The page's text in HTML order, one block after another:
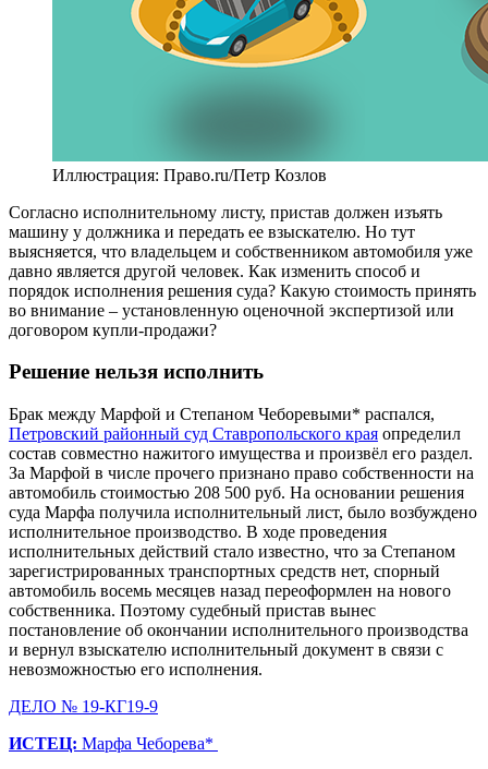
Иллюстрация: Право.ru/Петр Козлов
Согласно исполнительному листу, пристав должен изъять
машину у должника и передать ее взыскателю. Но тут
выясняется, что владельцем и собственником автомобиля уже
давно является другой человек. Как изменить способ и
порядок исполнения решения суда? Какую стоимость принять
во внимание – установленную оценочной экспертизой или
договором купли-продажи?
Решение нельзя исполнить
Брак между Марфой и Степаном Чеборевыми* распался,
Петровский районный суд Ставропольского края определил
состав совместно нажитого имущества и произвёл его раздел.
За Марфой в числе прочего признано право собственности на
автомобиль стоимостью 208 500 руб. На основании решения
суда Марфа получила исполнительный лист, было возбуждено
исполнительное производство. В ходе проведения
исполнительных действий стало известно, что за Степаном
зарегистрированных транспортных средств нет, спорный
автомобиль восемь месяцев назад переоформлен на нового
собственника. Поэтому судебный пристав вынес
постановление об окончании исполнительного производства
и вернул взыскателю исполнительный документ в связи с
невозможностью его исполнения.
ДЕЛО № 19-КГ19-9
ИСТЕЦ: Марфа Чеборева*